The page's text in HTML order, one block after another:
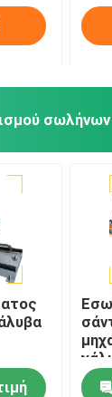
σωλήνων